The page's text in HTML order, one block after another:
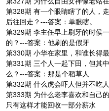
第328期 有一个眼睛瞎了的人，
后往回走？---答案：单眼瞎。
第329期 李主任早上刷牙的时侯
的？---答案：他刷的是假牙
第330期 小华在家里，和谁长得
第331期 三个人一起下田，但其
么？---答案：那是个稻草人
第332期 什么虎会吓人但并不吃
第333期 为什么老李喜欢和自己
只有这样才能回收一部分薪水